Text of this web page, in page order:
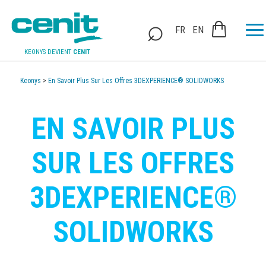
KEONYS DEVIENT CENIT
FR EN
Keonys > En Savoir Plus Sur Les Offres 3DEXPERIENCE® SOLIDWORKS
EN SAVOIR PLUS
SUR LES OFFRES
3DEXPERIENCE®
SOLIDWORKS